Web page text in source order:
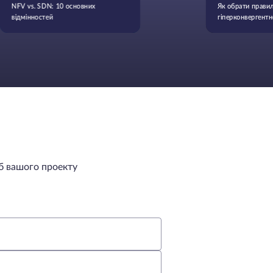
NFV vs. SDN: 10 основних
відмінностей
Як обрати
вашого проекту